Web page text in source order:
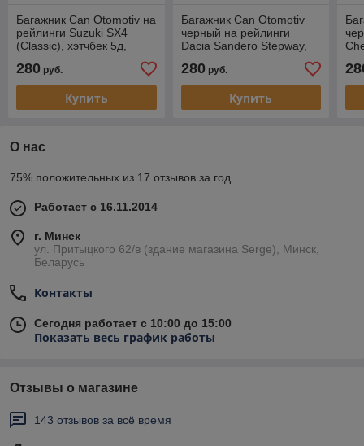
Багажник Can Otomotiv на
рейлинги Suzuki SX4
(Classic), хэтчбек 5д,
280 руб.
Купить
Багажник Can Otomotiv
черный на рейлинги
Dacia Sandero Stepway,
280руб.
Купить
О нас
75% положительных из 17 отзывов за год
Работает с 16.11.2014
г. Минск
ул. Притыцкого 62/в (здание магазина Serge), Минск,
Беларусь
Контакты
Сегодня работает с 10:00 до 15:00
Показать весь график работы
Отзывы о магазине
143 отзывов за всё время